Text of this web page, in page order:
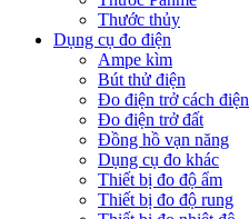
Thước thủy
Dụng cụ đo điện
Ampe kìm
Bút thử điện
Đo điện trở cách điện
Đo điện trở đất
Đồng hồ vạn năng
Dụng cụ đo khác
Thiết bị đo độ ẩm
Thiết bị đo độ rung